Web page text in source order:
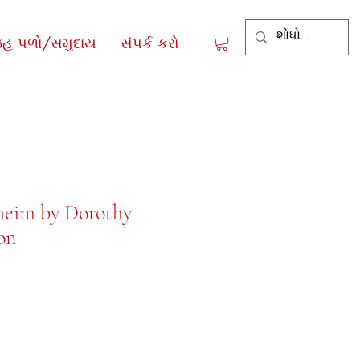
પળો/સમુદાય સંપર્ક કરો
by Dorothy